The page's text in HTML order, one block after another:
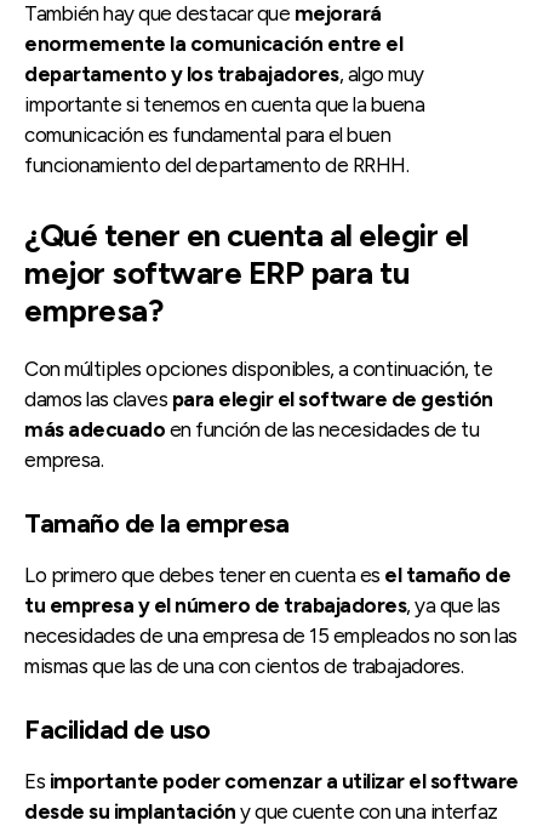
También hay que destacar que mejorará
enormemente la comunicación entre el
departamento y los trabajadores, algo muy
importante si tenemos en cuenta que la buena
comunicación es fundamental para el buen
funcionamiento del departamento de RRHH.
¿Qué tener en cuenta al elegir el
mejor software ERP para tu
empresa?
Con múltiples opciones disponibles, a continuación, te
damos las claves para elegir el software de gestión
más adecuado en función de las necesidades de tu
empresa.
Tamaño de la empresa
Lo primero que debes tener en cuenta es el tamaño de
tu empresa y el número de trabajadores, ya que las
necesidades de una empresa de 15 empleados no son las
mismas que las de una con cientos de trabajadores.
Facilidad de uso
Es importante poder comenzar a utilizar el software
desde su implantación y que cuente con una interfaz